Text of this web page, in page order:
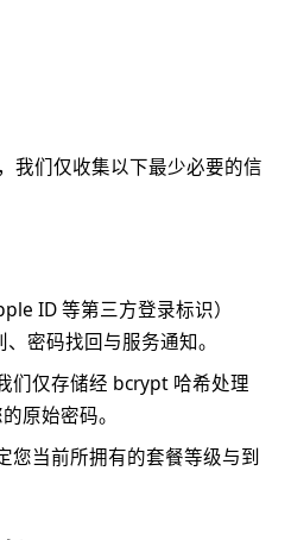
我们仅收集以下最少必要的信
ID 等第三方登录标识）
密码找回与服务通知。
仅存储经 bcrypt 哈希处理
原始密码。
当前所拥有的套餐等级与到